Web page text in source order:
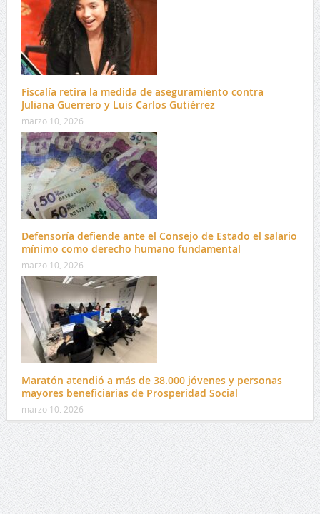
Fiscalía retira la medida de aseguramiento contra
Juliana Guerrero y Luis Carlos Gutiérrez
marzo 10, 2026
Defensoría defiende ante el Consejo de Estado el salario
mínimo como derecho humano fundamental
marzo 10, 2026
Maratón atendió a más de 38.000 jóvenes y personas
mayores beneficiarias de Prosperidad Social
marzo 10, 2026